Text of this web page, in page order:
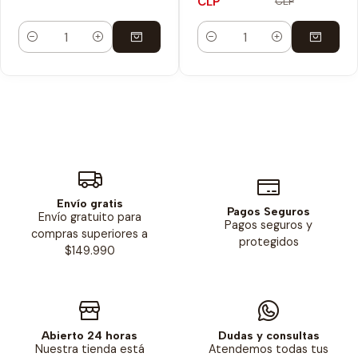
Cantidad Cantidad
Envío gratis
Envío gratuito para
compras superiores a
$149.990
Pagos Seguros
Pagos seguros y
protegidos
Abierto 24 horas
Nuestra tienda está
Dudas y consultas
Atendemos todas tus